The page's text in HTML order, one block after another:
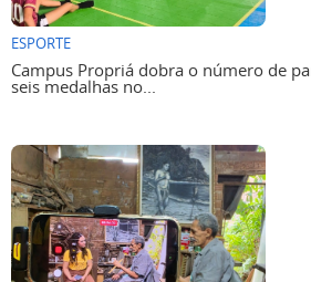
ESPORTE
Campus Propriá dobra o número de
seis medalhas no...